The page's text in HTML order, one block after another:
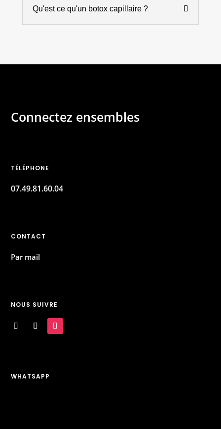
Qu'est ce qu'un botox capillaire ?
Connectez ensembles
TÉLÉPHONE
07.49.81.60.04
CONTACT
Par mail
NOUS SUIVRE
WHATSAPP